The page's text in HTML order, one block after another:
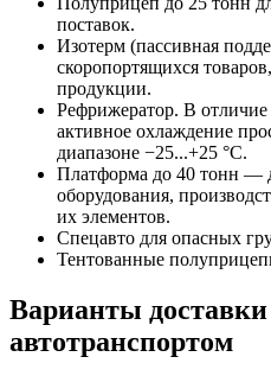
поставок.
Изотерм (пассивная
скоропортящихся
продукции.
Рефрижератор. В отличие
активное охлаждение
диапазоне −25...+25 °С.
Платформа до 40 тонн —
оборудования,
их элементов.
Спецавто для опасных
Тентованные
Варианты
автотранспортом